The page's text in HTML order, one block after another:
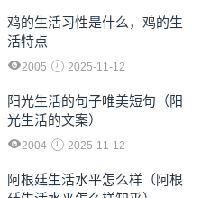
鸡的生活习性是什么，鸡的生
活特点
2005 2025-11-12
阳光生活的句子唯美短句（阳
光生活的文案）
2004 2025-11-12
阿根廷生活水平怎么样（阿根